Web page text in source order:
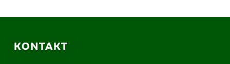
KONTAKT